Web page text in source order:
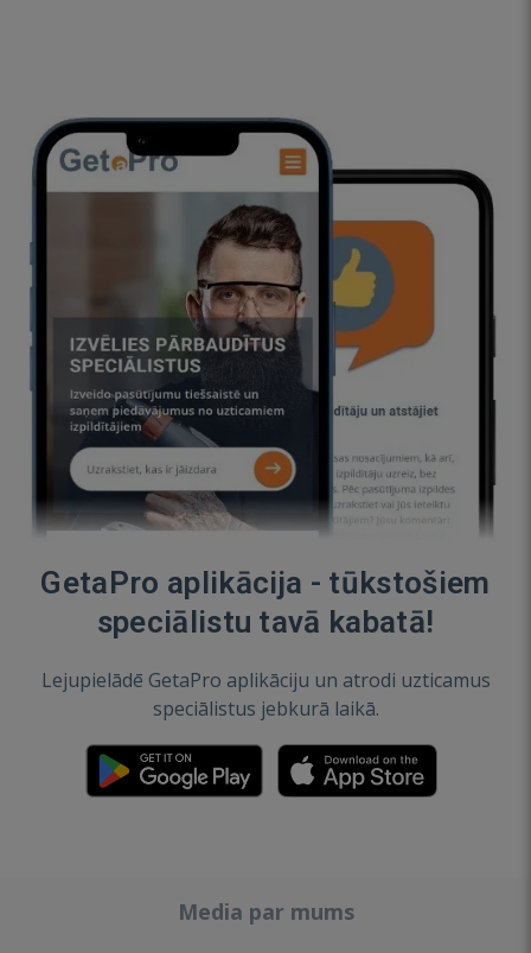
GetaPro aplikācija - tūkstošiem
speciālistu tavā kabatā!
Lejupielādē GetaPro aplikāciju un atrodi uzticamus
speciālistus jebkurā laikā.
Media par mums